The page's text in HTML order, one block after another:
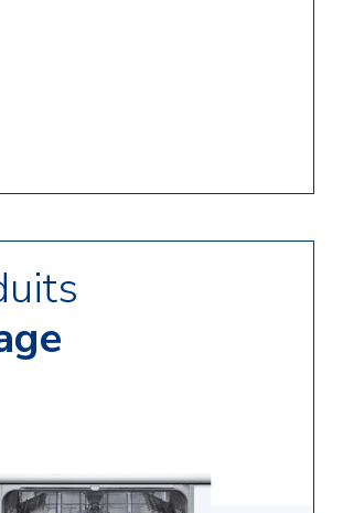
Sèche-linge
linge evacuation